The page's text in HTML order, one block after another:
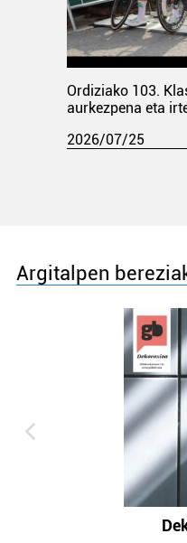
Ordiziako 103.
aurkezpena eta
2026/07/25
Argitalpen